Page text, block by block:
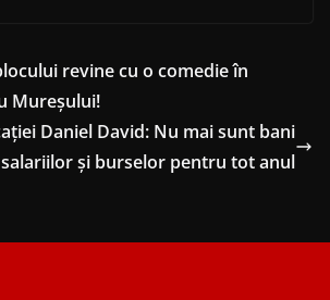
revine cu o comedie în
Mureșului!
Daniel David: Nu mai sunt bani
și burselor pentru tot anul